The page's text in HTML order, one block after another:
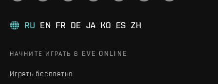
RU EN FR DE JA KO ES ZH
НАЧНИТЕ ИГРАТЬ В EVE ONLINE
Играть бесплатно